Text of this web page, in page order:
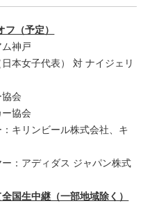
（予定）
神戸
本女子代表） 対 ナイジェリ
会
協会
キリンビール株式会社、キ
：アディダス ジャパン株式
国生中継（一部地域除く）